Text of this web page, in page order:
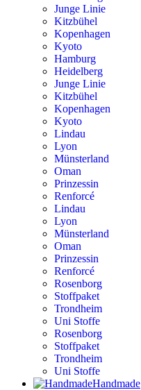
Junge Linie
Kitzbühel
Kopenhagen
Kyoto
Hamburg
Heidelberg
Junge Linie
Kitzbühel
Kopenhagen
Kyoto
Lindau
Lyon
Münsterland
Oman
Prinzessin
Renforcé
Lindau
Lyon
Münsterland
Oman
Prinzessin
Renforcé
Rosenborg
Stoffpaket
Trondheim
Uni Stoffe
Rosenborg
Stoffpaket
Trondheim
Uni Stoffe
Handmade